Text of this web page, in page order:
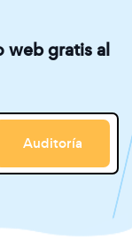
web gratis al
Auditoría